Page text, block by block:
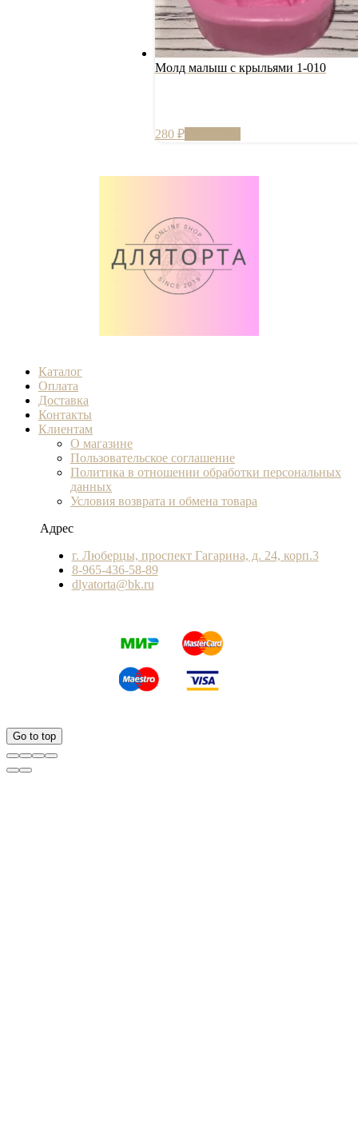
Молд малыш с крыльями 1-010
280 ₽В корзину
Каталог
Оплата
Доставка
Контакты
Клиентам
О магазине
Пользовательское соглашение
Политика в отношении обработки персональных
данных
Условия возврата и обмена товара
Адрес
г. Люберцы, проспект Гагарина, д. 24, корп.3
8-965-436-58-89
dlyatorta@bk.ru
Go to top